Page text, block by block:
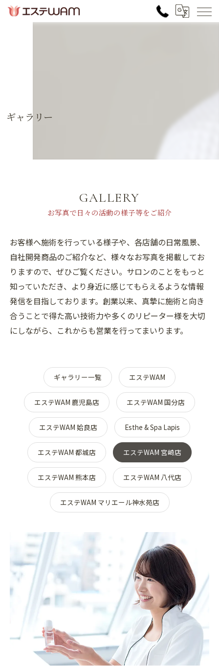
ギャラリー
GALLERY
お写真で日々の活動の様子等をご紹介
お客様へ施術を行っている様子や、各店舗の日常風景、
自社開発商品のご紹介など、様々なお写真を掲載してお
りますので、ぜひご覧ください。サロンのことをもっと
知っていただき、より身近に感じてもらえるような情報
発信を目指しております。創業以来、真摯に施術と向き
合うことで得た高い技術力や多くのリピーター様を大切
にしながら、これからも営業を行ってまいります。
ギャラリー一覧 エステWAM
エステWAM 鹿児島店 エステWAM 国分店
エステWAM 姶良店 Esthe & Spa Lapis
エステWAM 都城店 エステWAM 宮崎店
エステWAM 熊本店 エステWAM 八代店
エステWAM マリエール神水苑店